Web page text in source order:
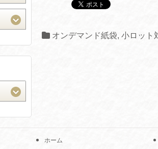
オンデマンド紙袋, 小ロット
ホーム